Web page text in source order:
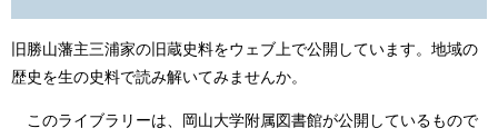
旧勝山藩主三浦家の旧蔵史料をウェブ上で公開しています。地域の
歴史を生の史料で読み解いてみませんか。
このライブラリーは、岡山大学附属図書館が公開しているもので